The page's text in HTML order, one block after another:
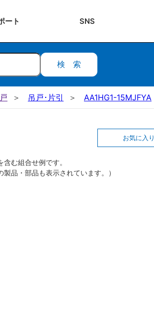
ート SNS
検索
吊戸･片引 AA1HG1-15MJFYA
お気に入り
む組合せ例です。
製品・部品も表示されています。）